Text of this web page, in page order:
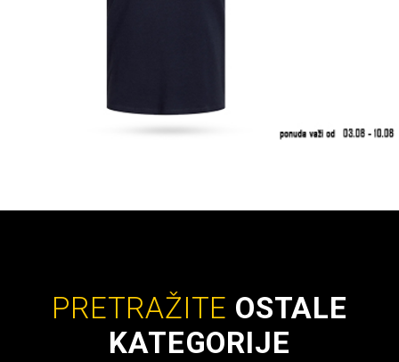
PRETRAŽITE OSTALE
KATEGORIJE